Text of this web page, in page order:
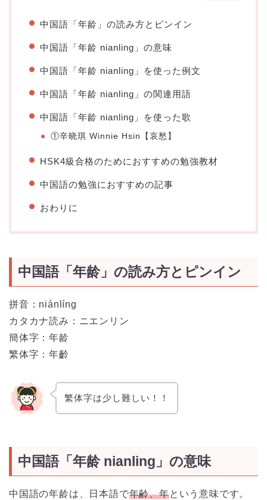
中国語「年龄」の読み方とピンイン
中国語「年龄 nianling」の意味
中国語「年龄 nianling」を使った例文
中国語「年龄 nianling」の関連用語
中国語「年龄 nianling」を使った歌
①辛晓琪 Winnie Hsin【哀愁 】
HSK4級合格のためにおすすめの勉強教材
中国語の勉強におすすめの記事
おわりに
中国語「年龄」の読み方とピンイン
拼音：niánlíng
カタカナ読み：ニエンリン
簡体字：年龄
繁体字：年齡
繁体字は少し難しい！！
中国語「年龄 nianling」の意味
中国語の年龄は、日本語で年齢、年という意味です。